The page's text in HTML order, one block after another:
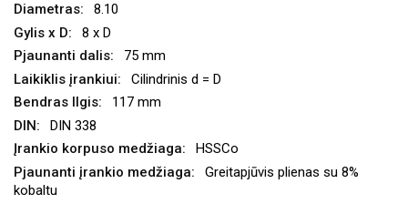
8.10
8 x D
75 mm
Cilindrinis d = D
117 mm
DIN 338
HSSCo
Greitapjūvis plienas su 8%
kobaltu